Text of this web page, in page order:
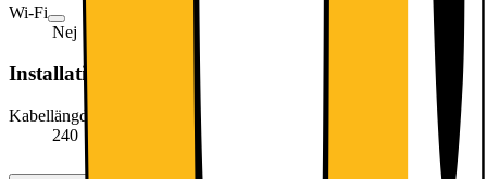
Wi-Fi
Nej
Installationsmått
Kabellängd (cm)
240